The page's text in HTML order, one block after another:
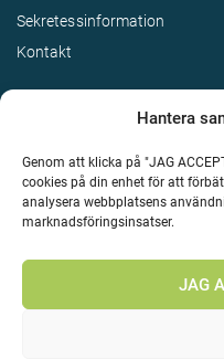
Hantera
Genom att klicka på "JAG
cookies på din enhet för att
analysera webbplatsens
marknadsföringsinsatser.
JAG
Sekretessinformation
Kontakt
Upphovsrätt 2026